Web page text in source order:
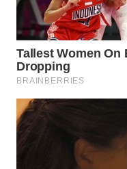
WN
KALTARA
WN
KALSEL
WN
KALTIM